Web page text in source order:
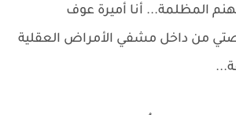
المظلمة... أنا أميرة عوف
من داخل مشفي الأمراض العقلية